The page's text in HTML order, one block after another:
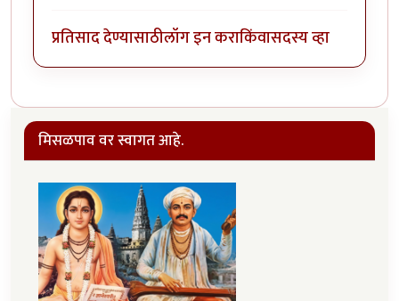
प्रतिसाद देण्यासाठीलॉग इन कराकिंवासदस्य व्हा
मिसळपाव वर स्वागत आहे.